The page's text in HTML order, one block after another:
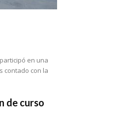
en una
contado con la
de curso